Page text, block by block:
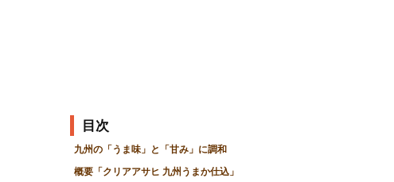
目次
九州の「うま味」と「甘み」に調和
概要「クリアアサヒ 九州うまか仕込」